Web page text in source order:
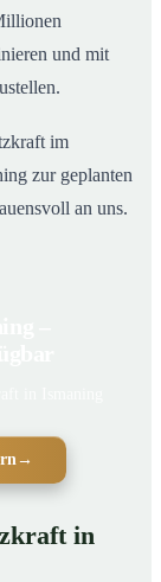
und mit
im
zur geplanten
an uns.
→
in